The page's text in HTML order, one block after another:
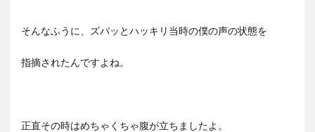
そんなふうに、ズバッとハッキリ当時の僕の声の状態を
指摘されたんですよね。
正直その時はめちゃくちゃ腹が立ちましたよ。